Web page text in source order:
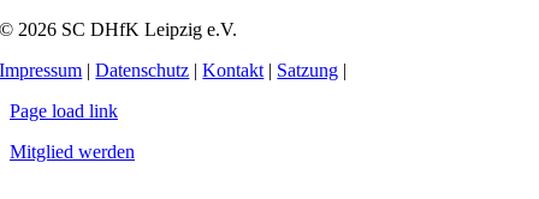
© 2026 SC DHfK Leipzig e.V.
Impressum |Datenschutz |Kontakt | Satzung |
Page load link
Mitglied werden